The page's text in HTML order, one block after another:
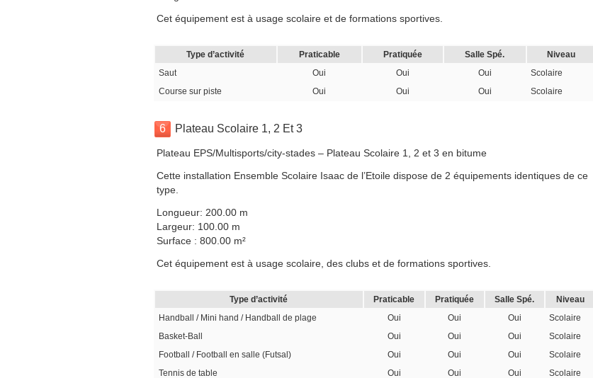
Cet équipement est à usage scolaire et de formations sportives.
Type d’activité Praticable Pratiquée Salle Spé.
Niveau
Saut
Oui Oui Oui
Scolaire
Course sur piste
Oui Oui Oui Scolaire
6 Plateau Scolaire 1, 2 Et 3
Plateau EPS/Multisports/city-stades – Plateau Scolaire 1, 2 et 3 en bitume
Cette installation Ensemble Scolaire Isaac de l’Etoile dispose de 2 équipements identiques de ce
type.
Longueur: 200.00 m
Largeur: 100.00 m
Surface : 800.00 m²
Cet équipement est à usage scolaire, des clubs et de formations sportives.
Type d’activité Praticable Pratiquée Salle Spé.
Niveau
Handball / Mini hand / Handball de plage
Oui Oui Oui
Scolaire
Basket-Ball
Oui Oui Oui
Scolaire
Football / Football en salle (Futsal)
Oui Oui Oui
Scolaire
Tennis de table
Oui Oui Oui Scolaire